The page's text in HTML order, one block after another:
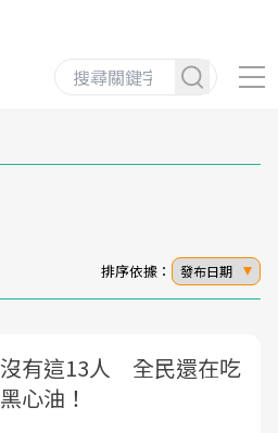
排序依據： 發布日期
沒有這13人 全民還在吃
黑心油！